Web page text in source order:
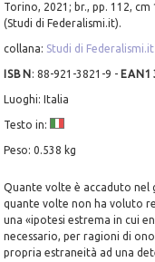
Torino, 2021; br., pp. 112, cm
(Studi di Federalismi.it).
collana: Studi di Federalismi.it
ISBN : 88-921-3821-9 -
Luoghi: Italia
Testo in:
Peso: 0.538 kg
Quante volte è accaduto nel
quante volte non ha voluto
una «ipotesi estrema in cui
necessario, per ragioni di
propria estraneità ad una